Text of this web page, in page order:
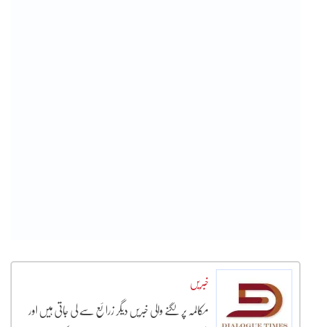
خبریں
مکالمہ پر لگنے والی خبریں دیگر زرائع سے لی جاتی ہیں اور